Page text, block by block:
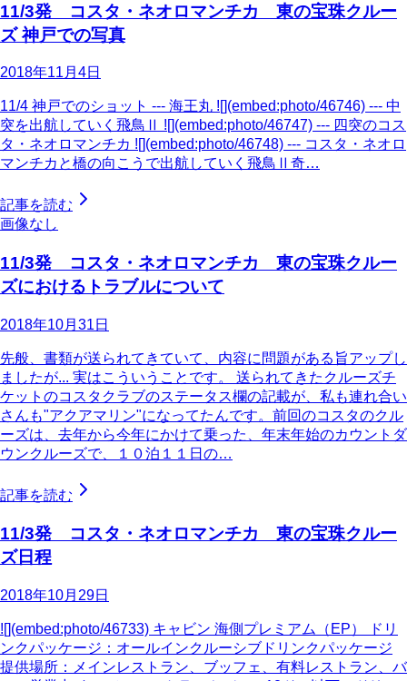
11/3発 コスタ・ネオロマンチカ 東の宝珠クルー
ズ 神戸での写真
2018年11月4日
11/4 神戸でのショット --- 海王丸 ![](embed:photo/46746) --- 中
突を出航していく飛鳥Ⅱ ![](embed:photo/46747) --- 四突のコス
タ・ネオロマンチカ ![](embed:photo/46748) --- コスタ・ネオロ
マンチカと橋の向こうで出航していく飛鳥Ⅱ奇…
記事を読む
画像なし
11/3発 コスタ・ネオロマンチカ 東の宝珠クルー
ズにおけるトラブルについて
2018年10月31日
先般、書類が送られてきていて、内容に問題がある旨アップし
ましたが... 実はこういうことです。 送られてきたクルーズチ
ケットのコスタクラブのステータス欄の記載が、私も連れ合い
さんも"アクアマリン"になってたんです。前回のコスタのクル
ーズは、去年から今年にかけて乗った、年末年始のカウントダ
ウンクルーズで、１０泊１１日の…
記事を読む
11/3発 コスタ・ネオロマンチカ 東の宝珠クルー
ズ日程
2018年10月29日
![](embed:photo/46733) キャビン 海側プレミアム（EP） ドリ
ンクパッケージ：オールインクルーシブドリンクパッケージ
提供場所：メインレストラン、ブッフェ、有料レストラン、バ